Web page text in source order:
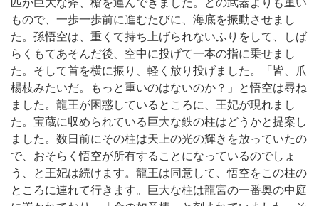
もので、一歩一歩前に進むたびに、海底を振動させまし
た。孫悟空は、重くて持ち上げられないふりをして、しば
らくもてあそんだ後、空中に投げて一本の指に乗せまし
た。そして首を横に振り、軽く放り投げました。
「皆、爪
楊枝みたいだ。もっと重いのはないのか？」と悟空は尋ね
ました。 龍王が困惑しているところに、王妃が現れまし
た。宝蔵に収められている巨大な鉄の柱はどうかと提案し
ました。数日前にその柱は天上の光の輝きを放っていたの
で、おそらく悟空が所有することになっているのでしょ
う、と王妃は続けます。龍王は同意して、悟空をこの柱の
ところに連れて行きます。 巨大な柱は龍宮の一番奥の中庭